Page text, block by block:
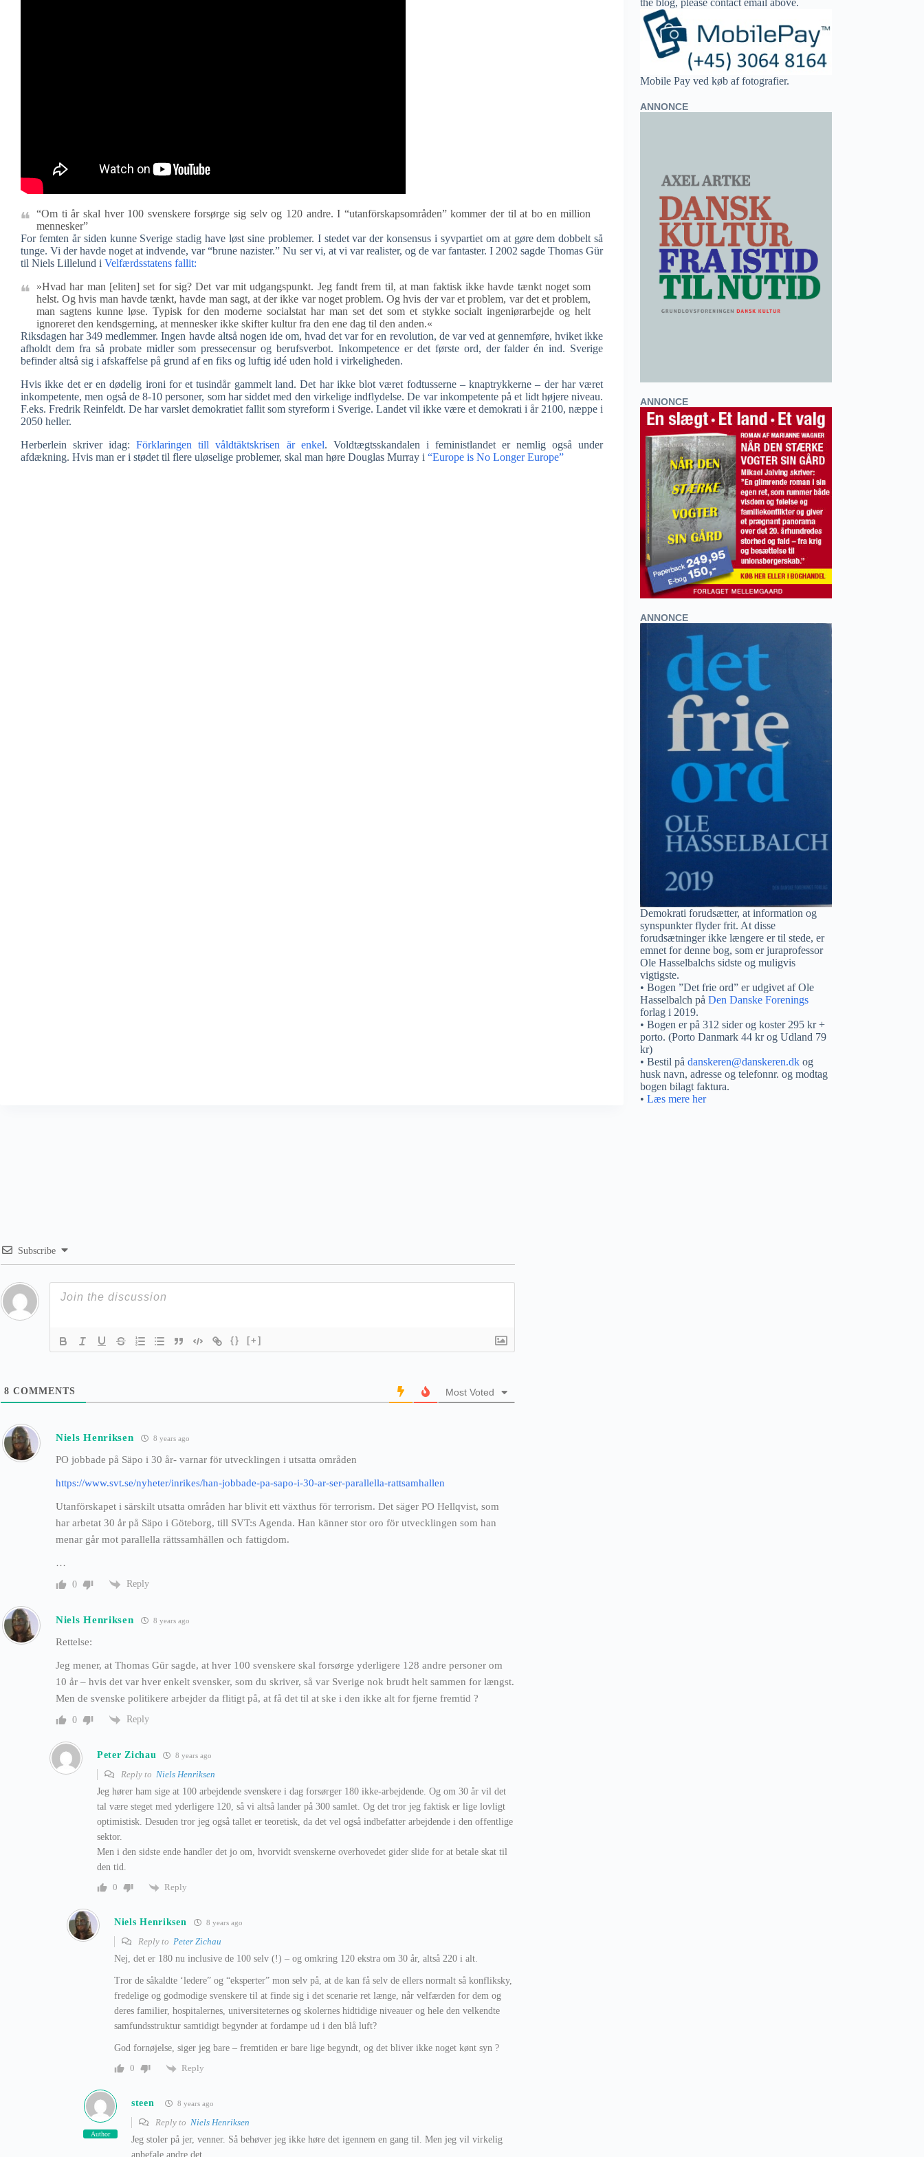
“Om ti år skal hver 100 svenskere forsørge sig selv og 120 andre. I “utanförskapsområden” kommer der til at bo en million
mennesker”
For femten år siden kunne Sverige stadig have løst sine problemer. I stedet var der konsensus i syvpartiet om at gøre dem dobbelt så
tunge. Vi der havde noget at indvende, var “brune nazister.” Nu ser vi, at vi var realister, og de var fantaster. I 2002 sagde Thomas Gür
til Niels Lillelund i Velfærdsstatens fallit:
»Hvad har man [eliten] set for sig? Det var mit udgangspunkt. Jeg fandt frem til, at man faktisk ikke havde tænkt noget som
helst. Og hvis man havde tænkt, havde man sagt, at der ikke var noget problem. Og hvis der var et problem, var det et problem,
man sagtens kunne løse. Typisk for den moderne socialstat har man set det som et stykke socialt ingeniørarbejde og helt
ignoreret den kendsgerning, at mennesker ikke skifter kultur fra den ene dag til den anden.«
Riksdagen har 349 medlemmer. Ingen havde altså nogen ide om, hvad det var for en revolution, de var ved at gennemføre, hviket ikke
afholdt dem fra så probate midler som pressecensur og berufsverbot. Inkompetence er det første ord, der falder én ind. Sverige
befinder altså sig i afskaffelse på grund af en fiks og luftig idé uden hold i virkeligheden.
Hvis ikke det er en dødelig ironi for et tusindår gammelt land. Det har ikke blot været fodtusserne – knaptrykkerne – der har været
inkompetente, men også de 8-10 personer, som har siddet med den virkelige indflydelse. De var inkompetente på et lidt højere niveau.
F.eks. Fredrik Reinfeldt. De har varslet demokratiet fallit som styreform i Sverige. Landet vil ikke være et demokrati i år 2100, næppe i
2050 heller.
Herberlein skriver idag:Förklaringen till våldtäktskrisen är enkel. Voldtægtsskandalen i feministlandet er nemlig også under
afdækning. Hvis man er i stødet til flere uløselige problemer, skal man høre Douglas Murray i “Europe is No Longer Europe”
the blog, please contact email above.
Mobile Pay ved køb af fotografier.
ANNONCE
ANNONCE
ANNONCE
Demokrati forudsætter, at information og
synspunkter flyder frit. At disse
forudsætninger ikke længere er til stede, er
emnet for denne bog, som er juraprofessor
Ole Hasselbalchs sidste og muligvis
vigtigste.
• Bogen ”Det frie ord” er udgivet af Ole
Hasselbalch påDen Danske Forenings
forlag i 2019.
• Bogen er på 312 sider og koster 295 kr +
porto. (Porto Danmark 44 kr og Udland 79
kr)
• Bestil pådanskeren@danskeren.dk og
husk navn, adresse og telefonnr. og modtag
bogen bilagt faktura.
•Læs mere her
Subscribe
{} [+]
8 COMMENTS Most Voted
Niels Henriksen 8 years ago
PO jobbade på Säpo i 30 år- varnar för utvecklingen i utsatta områden
https://www.svt.se/nyheter/inrikes/han-jobbade-pa-sapo-i-30-ar-ser-parallella-rattsamhallen
Utanförskapet i särskilt utsatta områden har blivit ett växthus för terrorism. Det säger PO Hellqvist, som
har arbetat 30 år på Säpo i Göteborg, till SVT:s Agenda. Han känner stor oro för utvecklingen som han
menar går mot parallella rättssamhällen och fattigdom.
…
0 Reply
Niels Henriksen 8 years ago
Rettelse:
Jeg mener, at Thomas Gür sagde, at hver 100 svenskere skal forsørge yderligere 128 andre personer om
10 år – hvis det var hver enkelt svensker, som du skriver, så var Sverige nok brudt helt sammen for længst.
Men de svenske politikere arbejder da flitigt på, at få det til at ske i den ikke alt for fjerne fremtid ?
0 Reply
Peter Zichau 8 years ago
Reply to Niels Henriksen
Jeg hører ham sige at 100 arbejdende svenskere i dag forsørger 180 ikke-arbejdende. Og om 30 år vil det
tal være steget med yderligere 120, så vi altså lander på 300 samlet. Og det tror jeg faktisk er lige lovligt
optimistisk. Desuden tror jeg også tallet er teoretisk, da det vel også indbefatter arbejdende i den offentlige
sektor.
Men i den sidste ende handler det jo om, hvorvidt svenskerne overhovedet gider slide for at betale skat til
den tid.
0
Reply
Niels Henriksen 8 years ago
Reply to Peter Zichau
Nej, det er 180 nu inclusive de 100 selv (!) – og omkring 120 ekstra om 30 år, altså 220 i alt.
Tror de såkaldte ‘ledere” og “eksperter” mon selv på, at de kan få selv de ellers normalt så konfliksky,
fredelige og godmodige svenskere til at finde sig i det scenarie ret længe, når velfærden for dem og
deres familier, hospitalernes, universiteternes og skolernes hidtidige niveauer og hele den velkendte
samfundsstruktur samtidigt begynder at fordampe ud i den blå luft?
God fornøjelse, siger jeg bare – fremtiden er bare lige begyndt, og det bliver ikke noget kønt syn ?
0
Reply
Author
steen 8 years ago
Reply to Niels Henriksen
Jeg stoler på jer, venner. Så behøver jeg ikke høre det igennem en gang til. Men jeg vil virkelig
anbefale andre det.